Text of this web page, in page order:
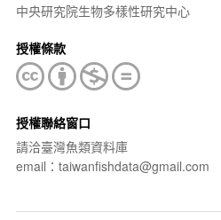
中央研究院生物多樣性研究中心
授權條款
授權聯絡窗口
請洽臺灣魚類資料庫
email：taiwanfishdata@gmail.com